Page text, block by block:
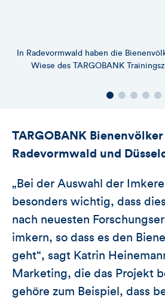
In Radevormwald haben die
Wiese des TARGOBANK
TARGOBANK
Radevormwald und
„Bei der Auswahl der
besonders wichtig, dass
nach neuesten
imkern, so dass es den
geht“, sagt Katrin
Marketing, die das Projekt
gehöre zum Beispiel, dass